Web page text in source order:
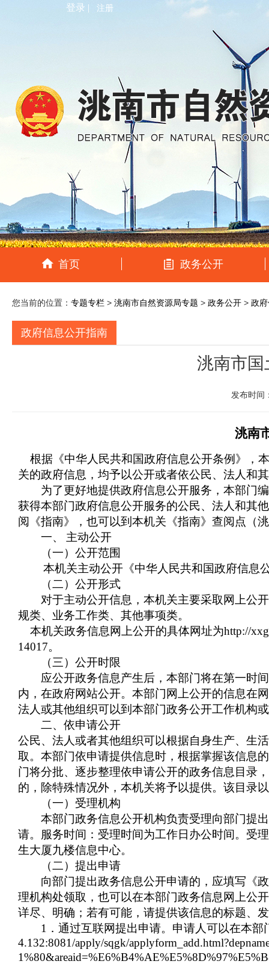
登录 | 注册
首页 政务公开
您当前的位置： 专题专栏 > 洮南市自然资源局专题 > 政务公开 > 政
政府信息公开指南
洮南市国
发布时间
洮南
根据《中华人民共和国政府信息公开条例》，
关的政府信息，均予以公开或者依公民、法人和
为了更好地提供政府信息公开服务，本部门编
获得本部门政府信息公开服务的公民、法人和其
阅《指南》，也可以到本机关《指南》查阅点（
一、
主动公开
（一）公开范围
本机关主动公开《中华人民共和国政府信息
（二）公开形式
对于主动公开信息，本机关主要采取网上公开
规类、业务工作类、其他事项类。
本机关政务信息网上公开的具体网址为http://
14017。
（三）公开时限
应公开政务信息产生后，本部门将在第一时间
内，在政府网站公开。本部门网上公开的信息在
法人或其他组织可以到本部门政务公开工作机构
二、依申请公开
公民、法人或者其他组织可以根据自身生产、生
取。本部门依申请提供信息时，根据掌握该信息
门将分批、逐步整理依申请公开的政务信息目录
的，除特殊情况外，本机关将予以提供。该目录
（一）受理机构
本部门政务信息公开机构负责受理向部门提出
请。服务时间：受理时间为工作日办公时间。受
生大厦九楼信息中心。
（二）提出申请
向部门提出政务信息公开申请的，应填写《
理机构处领取，也可以在本部门政务信息网上公
详尽、明确；若有可能，请提供该信息的标题、
1 ．通过互联网提出申请。申请人可以在本
4.132:8081/apply/sqgk/